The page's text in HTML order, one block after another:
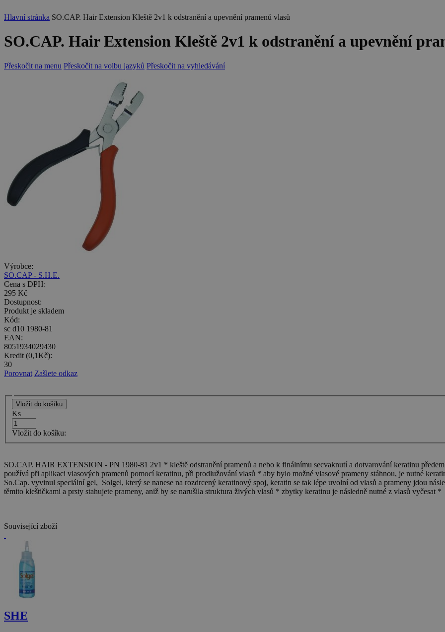
Hlavní stránka SO.CAP. Hair Extension Kleště 2v1 k odstranění a upevnění pramenů vlasů
SO.CAP. Hair Extension Kleště 2v1 k odstranění a upevnění
Přeskočit na menu Přeskočit na volbu jazyků Přeskočit na vyhledávání
Výrobce:
SO.CAP - S.H.E.
Cena s DPH:
295 Kč
Dostupnost:
Produkt je skladem
Kód:
sc d10 1980-81
EAN:
8051934029430
Kredit (0,1Kč):
30
Porovnat Zašlete odkaz
Ks
Vložit do košíku:
SO.CAP. HAIR EXTENSION - PN 1980-81 2v1 * kleště odstranění pramenů a nebo k finálnímu secvaknutí a dotvarování keratinu
používá při aplikaci vlasových pramenů pomocí keratinu, při prodlužování vlasů * aby bylo možné vlasové prameny stáhnou, je nutné
So.Cap. vyvinul speciální gel, Solgel, který se nanese na rozdrcený keratinový spoj, keratin se tak lépe uvolní od vlasů a prameny jdou
těmito kleštičkami a prsty stahujete prameny, aniž by se narušila struktura živých vlasů * zbytky keratinu je následně nutné z vlasů vyčesat *
Související zboží
SHE